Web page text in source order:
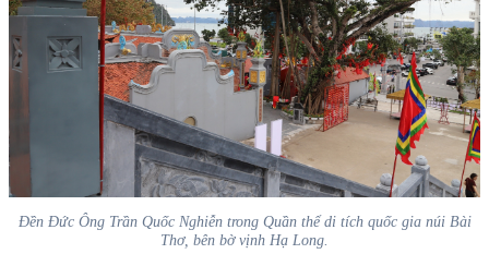
Đền Đức Ông Trần Quốc Nghiễn trong Quần thể di tích quốc gia núi Bài
Thơ, bên bờ vịnh Hạ Long.